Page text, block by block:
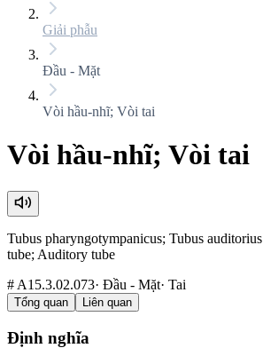
Giải phẫu
Đầu - Mặt
Vòi hầu-nhĩ; Vòi tai
Vòi hầu-nhĩ; Vòi tai
Tubus pharyngotympanicus; Tubus auditorius
tube; Auditory tube
# A15.3.02.073· Đầu - Mặt· Tai
Tổng quan Liên quan
Định nghĩa